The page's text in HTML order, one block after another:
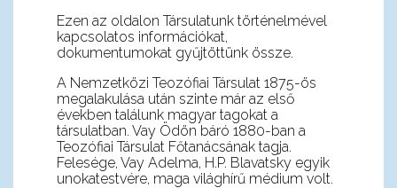
Ezen az oldalon Társulatunk történelmével
kapcsolatos információkat,
dokumentumokat gyűjtöttünk össze.
A Nemzetközi Teozófiai Társulat 1875-ös
megalakulása után szinte már az első
években találunk magyar tagokat a
társulatban. Vay Ödön báró 1880-ban a
Teozófiai Társulat Főtanácsának tagja.
Felesége, Vay Adelma, H.P. Blavatsky egyik
unokatestvére, maga világhírű médium volt.